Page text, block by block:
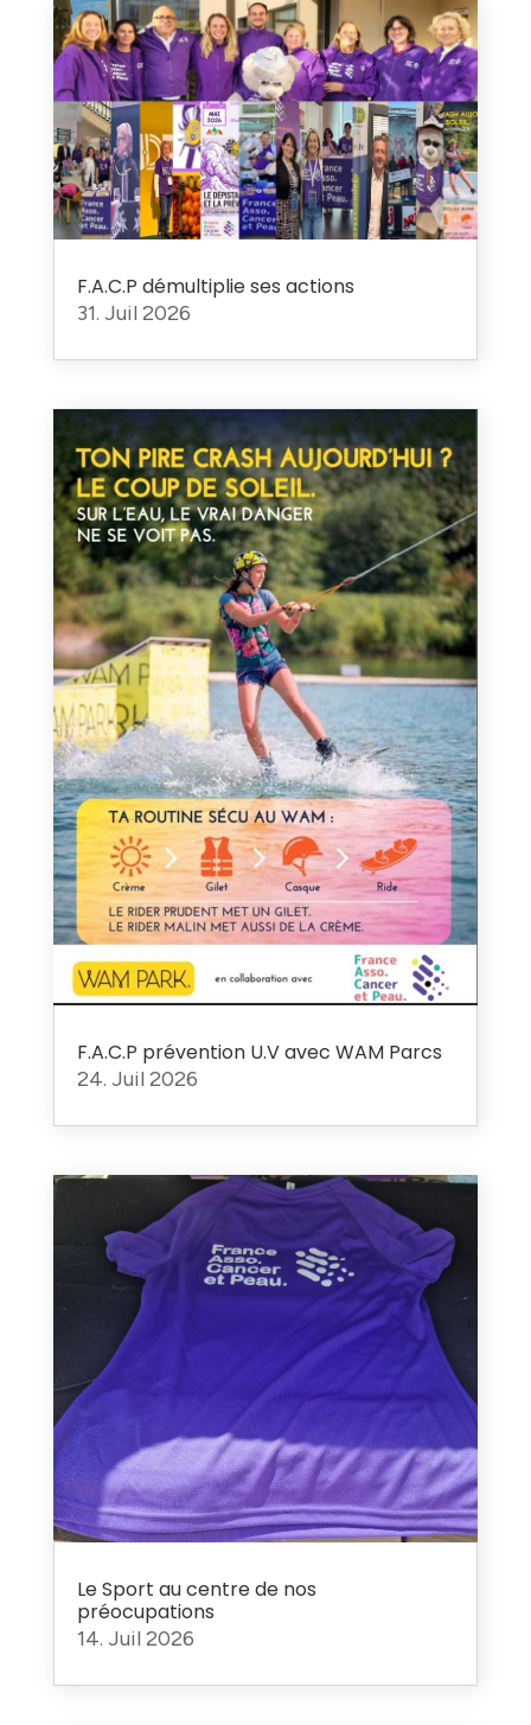
F.A.C.P démultiplie ses actions
31. Juil 2026
F.A.C.P prévention U.V avec WAM Parcs
24. Juil 2026
Le Sport au centre de nos
préocupations
14. Juil 2026